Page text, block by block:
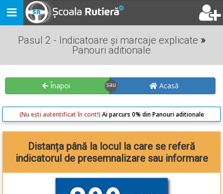
Toggle
navigation
Pasul 2 - Indicatoare și marcaje explicate »
Panouri aditionale
Înapoi Acasă
(Nu ești autentificat în cont!) Ai parcurs 0% din Panouri aditionale
Distanța până la locul la care se referă
indicatorul de presemnalizare sau informare